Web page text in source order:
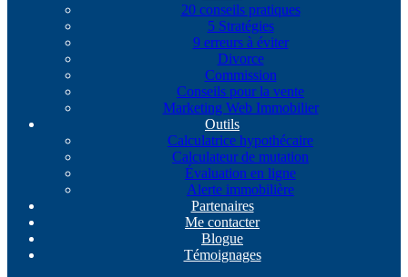
20 conseils pratiques
5 Stratégies
9 erreurs à éviter
Divorce
Commission
Conseils pour la vente
Marketing Web Immobilier
Outils
Calculatrice hypothécaire
Calculateur de mutation
Évaluation en ligne
Alerte immobilière
Partenaires
Me contacter
Blogue
Témoignages